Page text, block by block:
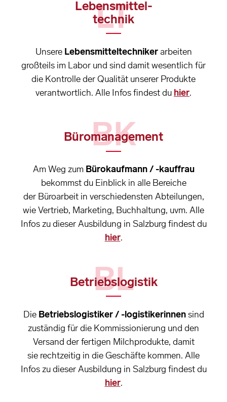
Lebensmittel-
technik
LT
Unsere Lebensmitteltechniker arbeiten
großteils im Labor und sind damit wesentlich für
die Kontrolle der Qualität unserer Produkte
verantwortlich. Alle Infos findest du hier.
Büromanagement
BK
Am Weg zum Bürokaufmann / -kauffrau
bekommst du Einblick in alle Bereiche
der Büroarbeit in verschiedensten Abteilungen,
wie Vertrieb, Marketing, Buchhaltung, uvm. Alle
Infos zu dieser Ausbildung in Salzburg findest du
hier.
Betriebslogistik
BL
Die Betriebslogistiker / -logistikerinnensind
zuständig für die Kommissionierung und den
Versand der fertigen Milchprodukte, damit
sie rechtzeitig in die Geschäfte kommen. Alle
Infos zu dieser Ausbildung in Salzburg findest du
hier.